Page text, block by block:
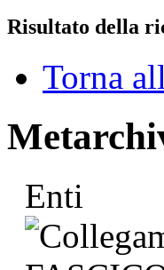
Risultato della
Torna
Enti